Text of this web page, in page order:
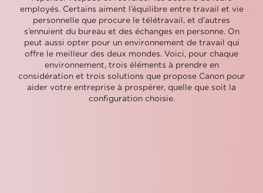
employés. Certains aiment l’équilibre entre travail et vie
personnelle que procure le télétravail, et d’autres
s’ennuient du bureau et des échanges en personne. On
peut aussi opter pour un environnement de travail qui
offre le meilleur des deux mondes. Voici, pour chaque
environnement, trois éléments à prendre en
considération et trois solutions que propose Canon pour
aider votre entreprise à prospérer, quelle que soit la
configuration choisie.